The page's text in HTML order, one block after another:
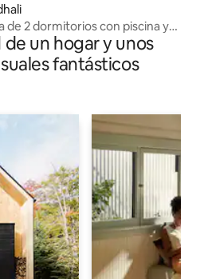
de 2 dormitorios con piscina y
un hogar y unos
fantásticos